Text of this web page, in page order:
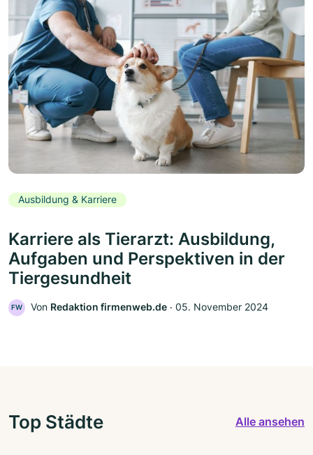
Ausbildung & Karriere
Karriere als Tierarzt: Ausbildung,
Aufgaben und Perspektiven in der
Tiergesundheit
FW Von Redaktion firmenweb.de ‧ 05. November 2024
Top Städte Alle ansehen